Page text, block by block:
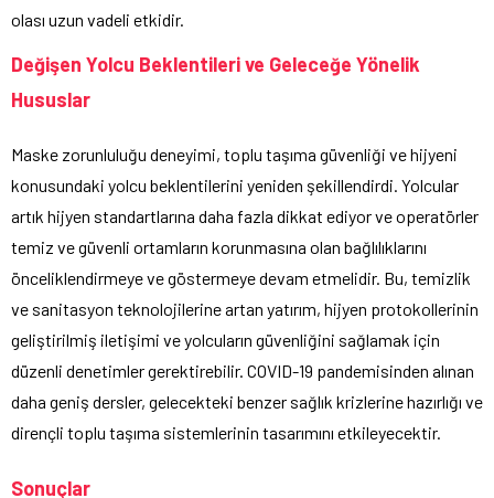
olası uzun vadeli etkidir.
Değişen Yolcu Beklentileri ve Geleceğe Yönelik
Hususlar
Maske zorunluluğu deneyimi, toplu taşıma güvenliği ve hijyeni
konusundaki yolcu beklentilerini yeniden şekillendirdi. Yolcular
artık hijyen standartlarına daha fazla dikkat ediyor ve operatörler
temiz ve güvenli ortamların korunmasına olan bağlılıklarını
önceliklendirmeye ve göstermeye devam etmelidir. Bu, temizlik
ve sanitasyon teknolojilerine artan yatırım, hijyen protokollerinin
geliştirilmiş iletişimi ve yolcuların güvenliğini sağlamak için
düzenli denetimler gerektirebilir. COVID-19 pandemisinden alınan
daha geniş dersler, gelecekteki benzer sağlık krizlerine hazırlığı ve
dirençli toplu taşıma sistemlerinin tasarımını etkileyecektir.
Sonuçlar